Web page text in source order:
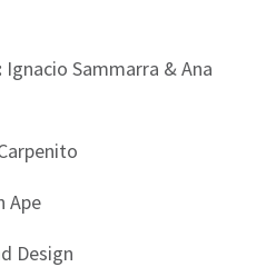
Ignacio Sammarra & Ana
Ape
Design